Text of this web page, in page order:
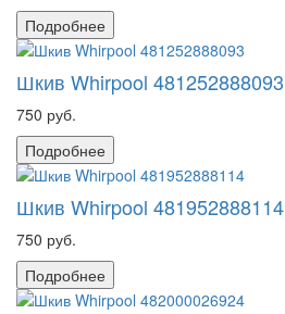
Подробнее
Шкив Whirpool 481252888093
750 руб.
Подробнее
Шкив Whirpool 481952888114
750 руб.
Подробнее